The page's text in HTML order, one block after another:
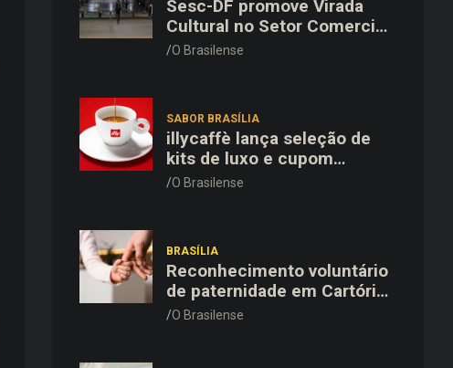
Sesc-DF promove Virada
Cultural no Setor Comercial
Sul com 36 horas
O Brasilense
SABOR BRASÍLIA
illycaffè lança seleção de
kits de luxo e cupom
promocional para o Dia dos
O Brasilense
BRASÍLIA
Reconhecimento voluntário
de paternidade em Cartório
cresce 20% em cinco anos
O Brasilense